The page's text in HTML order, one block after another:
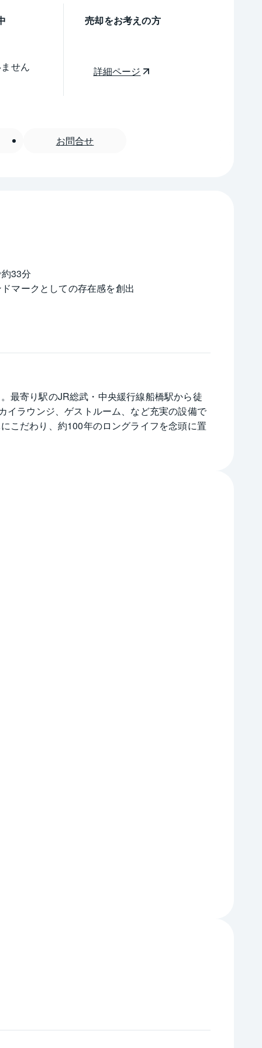
せん
売却をお考えの方
詳細ページ
お問合せ
33分
マークとしての存在感を創出
最寄り駅のJR総武・中央緩行線船橋駅から徒
イラウンジ、ゲストルーム、など充実の設備で
こだわり、約100年のロングライフを念頭に置